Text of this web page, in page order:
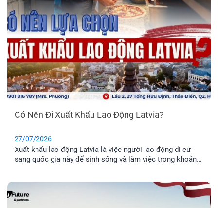
Có Nên Đi Xuất Khẩu Lao Động Latvia?
27/07/2026
Xuất khẩu lao động Latvia là việc người lao động di cư
sang quốc gia này để sinh sống và làm việc trong khoản
nhu cầu định cư. Vậy đâu mới là phương án định cư cho
cả gia đình tốt nhất? Cùng EFP tìm hiểu qua bài viết dưới